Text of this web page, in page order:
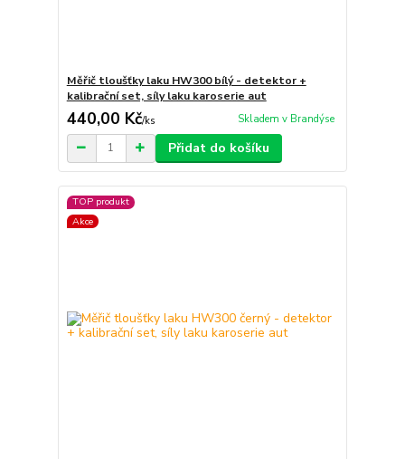
Měřič tloušťky laku HW300 bílý - detektor +
kalibrační set, síly laku karoserie aut
440,00 Kč/ks Skladem v Brandýse
Přidat do košíku
TOP produkt
Akce